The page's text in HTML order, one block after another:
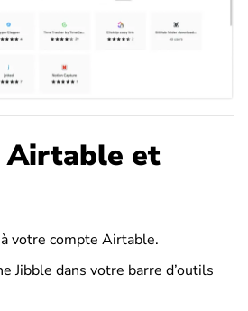
Airtable et
votre compte Airtable.
Jibble dans votre barre d’outils